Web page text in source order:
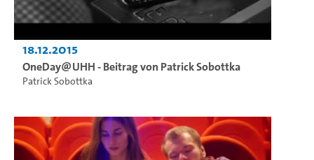
18.12.2015
OneDay@UHH - Beitrag von Patrick Sobottka
Patrick Sobottka